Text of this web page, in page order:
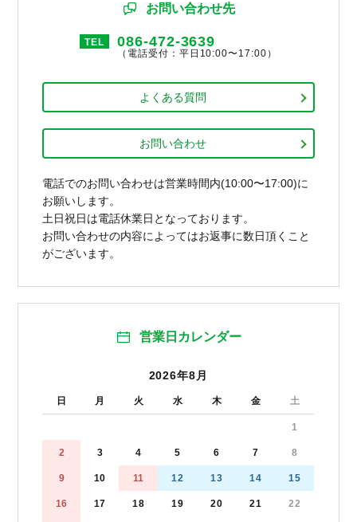
お問い合わせ先
TEL 086-472-3639
（電話受付：平日10:00〜17:00）
よくある質問
お問い合わせ
電話でのお問い合わせは営業時間内(10:00〜17:00)に
お願いします。
土日祝日は電話休業日となっております。
お問い合わせの内容によってはお返事に数日頂くこと
がございます。
営業日カレンダー
2026年8月
日 月 火 水 木 金 土
1
2 3 4 5 6 7 8
9 10 11 12 13 14 15
16 17 18 19 20 21 22